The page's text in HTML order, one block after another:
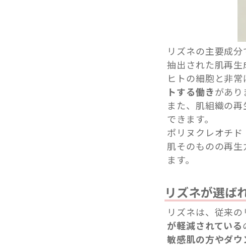
リズネの主要成
抽出された肌再生
ヒトの細胞と非
トする働き があり
また、肌組織の再
できます。
ポリヌクレオチド
肌そのものの再
ます。
リズネが選ば
リズネは、従来の
が軽減されている
敏感肌の方やダ